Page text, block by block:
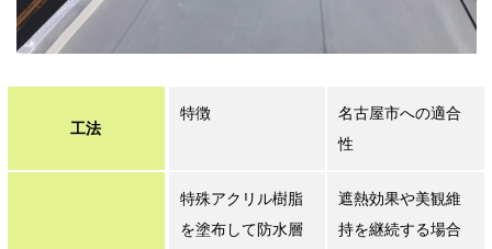
工法
特徴
名古屋市への適合
性
特殊アクリル樹脂
を塗布して防水層
遮熱効果や美観維
持を継続する場合